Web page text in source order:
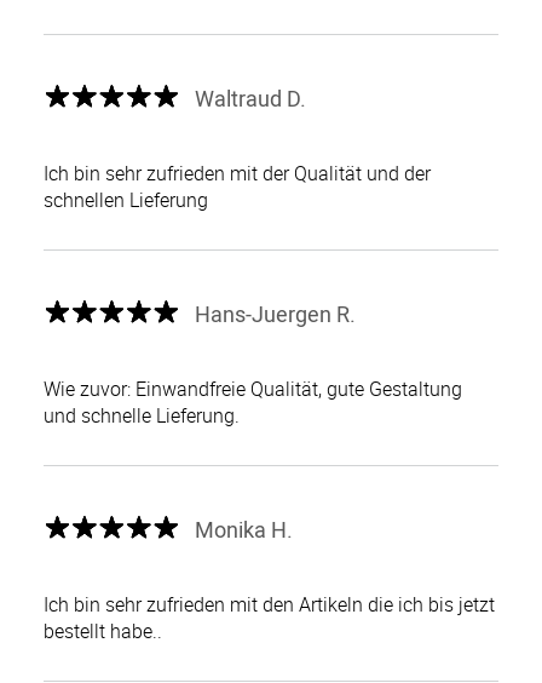
Waltraud D.
Ich bin sehr zufrieden mit der Qualität und der
schnellen Lieferung
Hans-Juergen R.
Wie zuvor: Einwandfreie Qualität, gute Gestaltung
und schnelle Lieferung.
Monika H.
Ich bin sehr zufrieden mit den Artikeln die ich bis jetzt
bestellt habe..